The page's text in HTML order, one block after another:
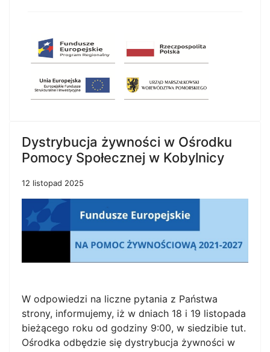
Dystrybucja żywności w Ośrodku
Pomocy Społecznej w Kobylnicy
12 listopad 2025
W odpowiedzi na liczne pytania z Państwa
strony, informujemy, iż w dniach 18 i 19 listopada
bieżącego roku od godziny 9:00, w siedzibie tut.
Ośrodka odbędzie się dystrybucja żywności w